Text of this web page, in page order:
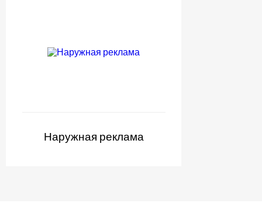
Наружная реклама